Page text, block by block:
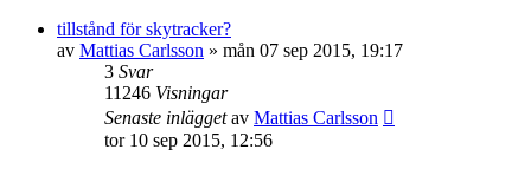
tillstånd för skytracker?
av Mattias Carlsson » mån 07 sep 2015, 19:17
3 Svar
11246 Visningar
Senaste inläggetav Mattias Carlsson
tor 10 sep 2015, 12:56